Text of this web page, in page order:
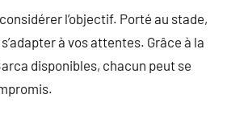
l’objectif. Porté au stade,
à vos attentes. Grâce à la
disponibles, chacun peut se